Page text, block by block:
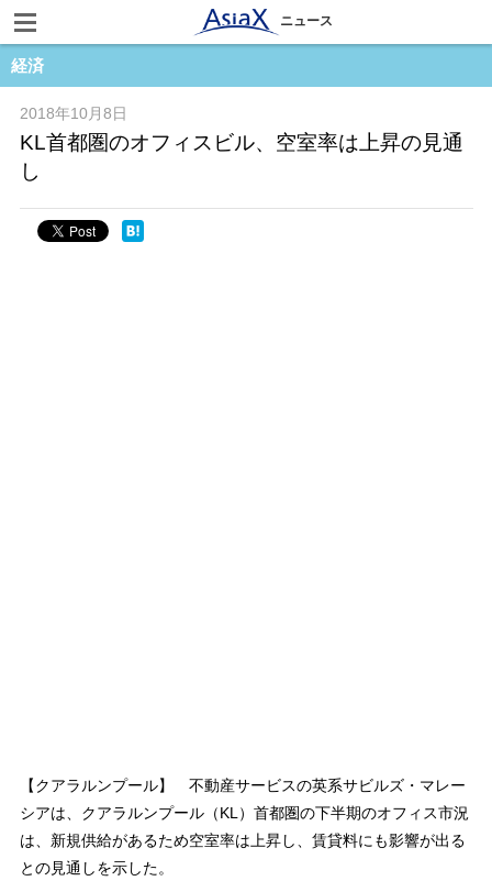
ニュース
経済
2018年10月8日
KL首都圏のオフィスビル、空室率は上昇の見通
し
【クアラルンプール】 不動産サービスの英系サビルズ・マレー
シアは、クアラルンプール（KL）首都圏の下半期のオフィス市況
は、新規供給があるため空室率は上昇し、賃貸料にも影響が出る
との見通しを示した。